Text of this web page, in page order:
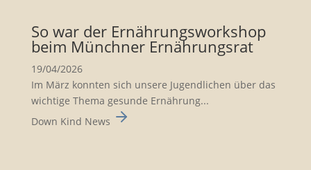
So war der Ernäh­rungs­work­shop
beim Münchner Ernäh­rungsrat
19/04/2026
Im März konnten sich unsere Jugend­li­chen über das
wichtige Thema gesunde Ernäh­rung...
Down Kind News